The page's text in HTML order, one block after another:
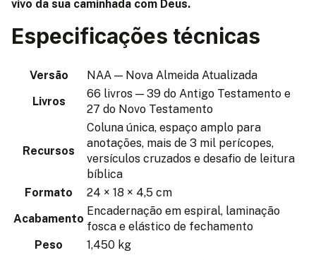
vivo da sua caminhada com Deus.
Especificações técnicas
Versão
NAA — Nova Almeida Atualizada
Livros
66 livros — 39 do Antigo Testamento e
27 do Novo Testamento
Recursos
Coluna única, espaço amplo para
anotações, mais de 3 mil perícopes,
versículos cruzados e desafio de leitura
bíblica
Formato
24 × 18 × 4,5 cm
Acabamento
Encadernação em espiral, laminação
fosca e elástico de fechamento
Peso
1,450 kg